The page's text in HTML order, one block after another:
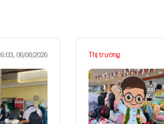
16:03, 06/08/2026 Thị trường